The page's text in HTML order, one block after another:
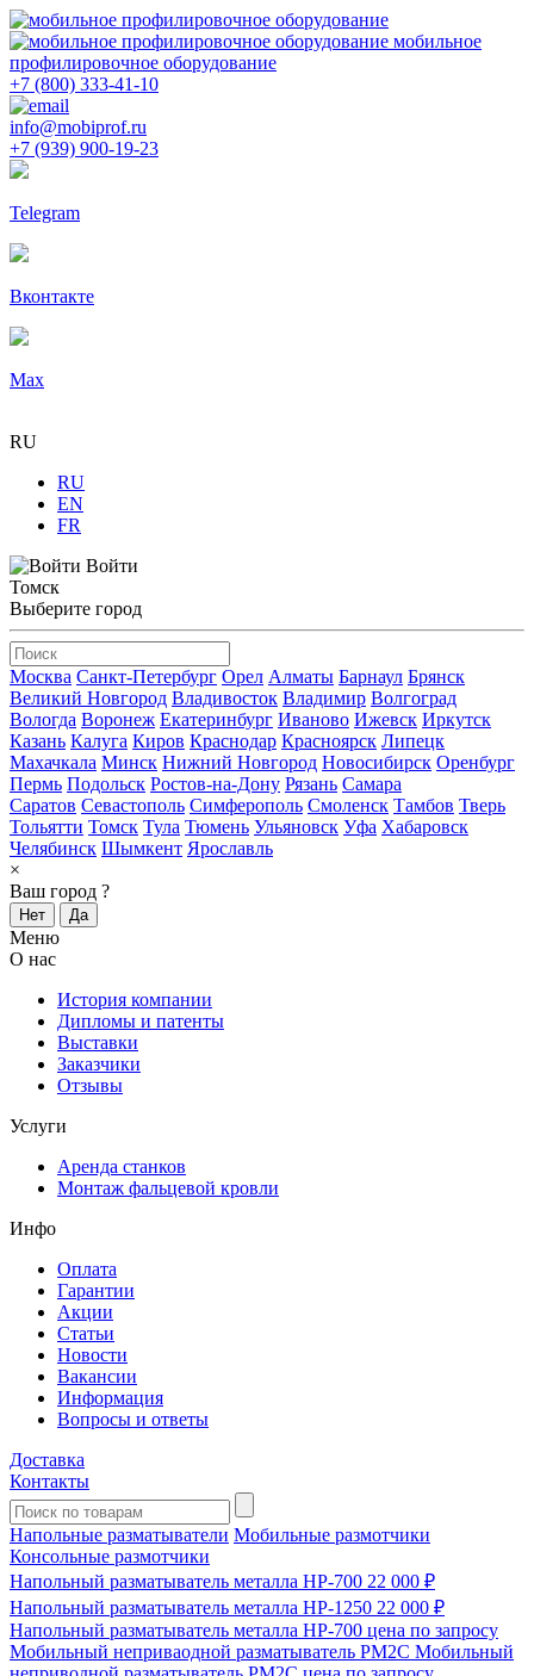
мобильное
профилировочное оборудование
+7 (800) 333-41-10
info@mobiprof.ru
+7 (939) 900-19-23
Telegram
Вконтакте
Max
RU
RU
EN
FR
Войти
Томск
Выберите город
Москва Санкт-Петербург Орел Алматы Барнаул Брянск
Великий Новгород Владивосток Владимир Волгоград
Вологда Воронеж Екатеринбург Иваново Ижевск Иркутск
Казань Калуга Киров Краснодар Красноярск Липецк
Махачкала Минск Нижний Новгород Новосибирск Оренбург
Пермь Подольск Ростов-на-Дону Рязань Самара
Саратов Севастополь Симферополь Смоленск Тамбов Тверь
Тольятти Томск Тула Тюмень Ульяновск Уфа Хабаровск
Челябинск Шымкент Ярославль
×
Ваш город ?
Нет Да
Меню
О нас
История компании
Дипломы и патенты
Выставки
Заказчики
Отзывы
Услуги
Аренда станков
Монтаж фальцевой кровли
Инфо
Оплата
Гарантии
Акции
Статьи
Новости
Вакансии
Информация
Вопросы и ответы
Доставка
Контакты
Напольные разматыватели Мобильные размотчики
Консольные размотчики
Напольный разматыватель металла HP-700 22 000 ₽
Напольный разматыватель металла HP-1250 22 000 ₽
Напольный разматыватель металла HP-700 цена по запросу
Мобильный непривaодной разматыватель РМ2С Мобильный